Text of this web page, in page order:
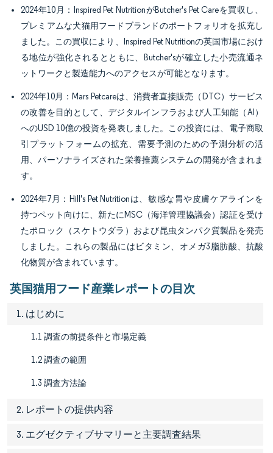
2024年10月：Inspired Pet NutritionがButcher's Pet Careを買収し、
プレミアムな犬猫用フードブランドのポートフォリオを拡充し
ました。この買収により、Inspired Pet Nutritionの英国市場におけ
る地位が強化されるとともに、Butcher'sが確立した小売流通ネ
ットワークと製造能力へのアクセスが可能となります。
2024年10月：Mars Petcareは、消費者直接販売（DTC）サービス
の改善を目的として、デジタルインフラおよび人工知能（AI）
へのUSD 10億の投資を発表しました。この投資には、電子商取
引プラットフォームの拡充、需要予測のための予測分析の活
用、パーソナライズされた栄養推薦システムの開発が含まれま
す。
2024年7月：Hill's Pet Nutritionは、敏感な胃や皮膚ケアラインを
持つペット向けに、新たにMSC（海洋管理協議会）認証を受け
たポロック（スケトウダラ）および昆虫タンパク質製品を発売
しました。これらの製品にはビタミン、オメガ3脂肪酸、抗酸
化物質が含まれています。
英国猫用フード産業レポートの目次
1. はじめに
1.1 調査の前提条件と市場定義
1.2 調査の範囲
1.3 調査方法論
2. レポートの提供内容
3. エグゼクティブサマリーと主要調査結果